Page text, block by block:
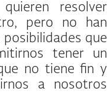
resolver
pero no han
que
tener un
no tiene fin y
a nosotros